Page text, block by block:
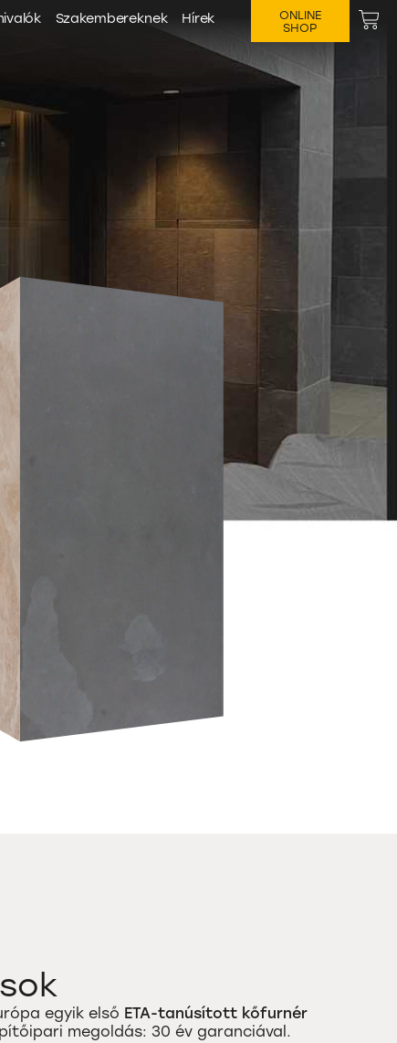
Szakembereknek
Hírek
ONLINE
SHOP
egyik első ETA-tanúsított kőfurnér
megoldás: 30 év garanciával.